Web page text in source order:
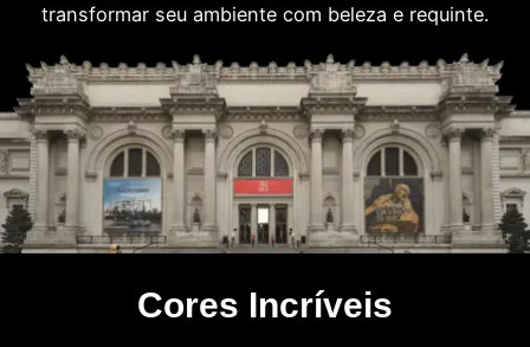
transformar seu ambiente com beleza e requinte.
Cores Incríveis